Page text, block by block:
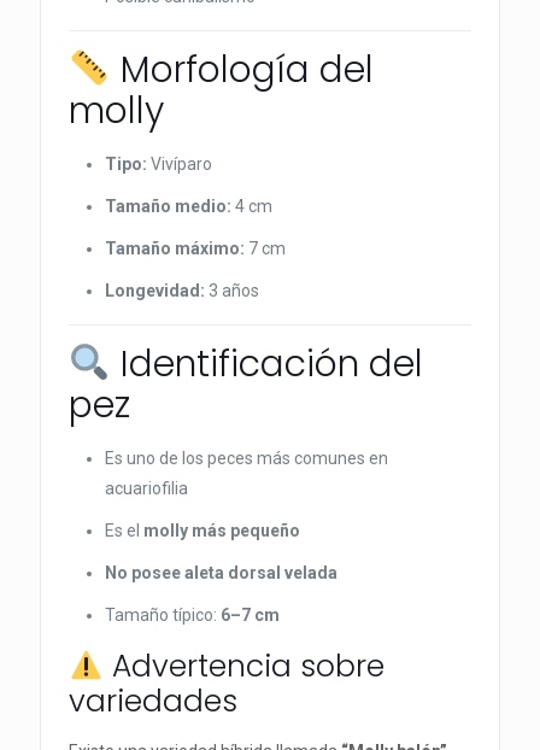
Morfología del
molly
Tipo: Vivíparo
Tamaño medio: 4 cm
Tamaño máximo: 7 cm
Longevidad: 3 años
Identificación del
pez
Es uno de los peces más comunes en
acuariofilia
Es el molly más pequeño
No posee aleta dorsal velada
Tamaño típico: 6–7 cm
Advertencia sobre
variedades